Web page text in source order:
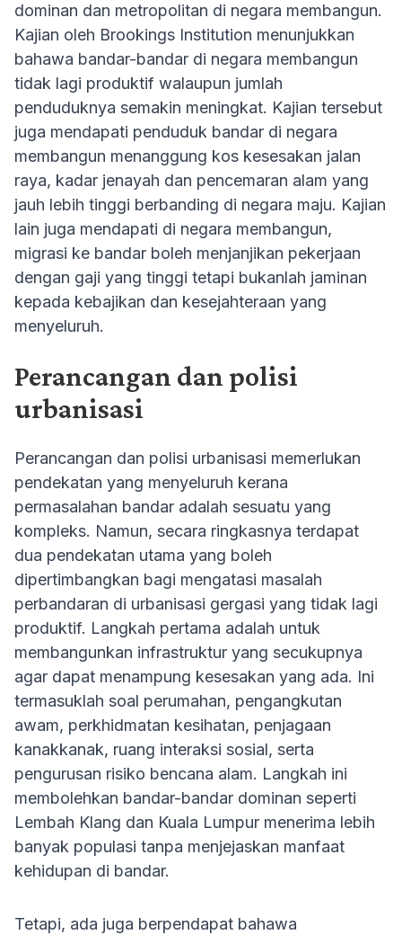
dominan dan metropolitan di negara membangun.
Kajian oleh Brookings Institution menunjukkan
bahawa bandar-bandar di negara membangun
tidak lagi produktif walaupun jumlah
penduduknya semakin meningkat. Kajian tersebut
juga mendapati penduduk bandar di negara
membangun menanggung kos kesesakan jalan
raya, kadar jenayah dan pencemaran alam yang
jauh lebih tinggi berbanding di negara maju. Kajian
lain juga mendapati di negara membangun,
migrasi ke bandar boleh menjanjikan pekerjaan
dengan gaji yang tinggi tetapi bukanlah jaminan
kepada kebajikan dan kesejahteraan yang
menyeluruh.
Perancangan dan polisi
urbanisasi
Perancangan dan polisi urbanisasi memerlukan
pendekatan yang menyeluruh kerana
permasalahan bandar adalah sesuatu yang
kompleks. Namun, secara ringkasnya terdapat
dua pendekatan utama yang boleh
dipertimbangkan bagi mengatasi masalah
perbandaran di urbanisasi gergasi yang tidak lagi
produktif. Langkah pertama adalah untuk
membangunkan infrastruktur yang secukupnya
agar dapat menampung kesesakan yang ada. Ini
termasuklah soal perumahan, pengangkutan
awam, perkhidmatan kesihatan, penjagaan
kanakkanak, ruang interaksi sosial, serta
pengurusan risiko bencana alam. Langkah ini
membolehkan bandar-bandar dominan seperti
Lembah Klang dan Kuala Lumpur menerima lebih
banyak populasi tanpa menjejaskan manfaat
kehidupan di bandar.
Tetapi, ada juga berpendapat bahawa